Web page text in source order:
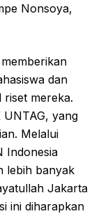
Nonsoya,
dan
riset mereka.
yang
Melalui
Indonesia
lebih banyak
Jakarta
ini diharapkan